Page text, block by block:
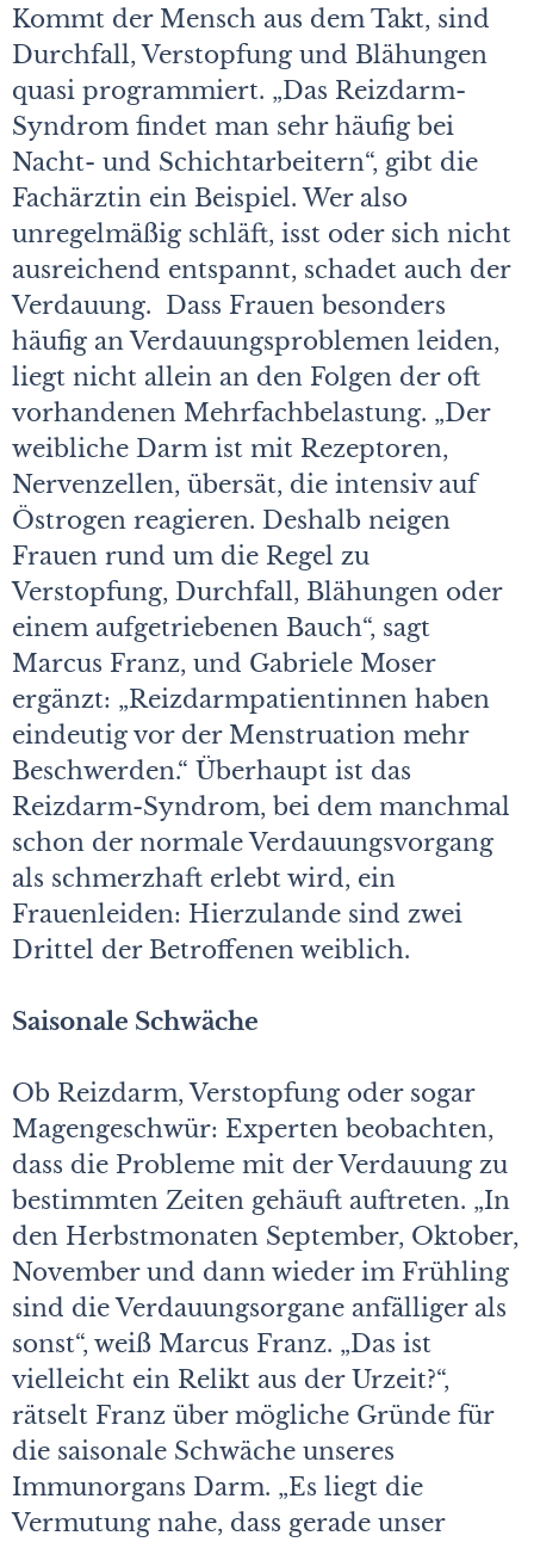
Kommt der Mensch aus dem Takt, sind
Durchfall, Verstopfung und Blähungen
quasi programmiert. „Das Reizdarm-
Syndrom findet man sehr häufig bei
Nacht- und Schichtarbeitern“, gibt die
Fachärztin ein Beispiel. Wer also
unregelmäßig schläft, isst oder sich nicht
ausreichend entspannt, schadet auch der
Verdauung. Dass Frauen besonders
häufig an Verdauungsproblemen leiden,
liegt nicht allein an den Folgen der oft
vorhandenen Mehrfachbelastung. „Der
weibliche Darm ist mit Rezeptoren,
Nervenzellen, übersät, die intensiv auf
Östrogen reagieren. Deshalb neigen
Frauen rund um die Regel zu
Verstopfung, Durchfall, Blähungen oder
einem aufgetriebenen Bauch“, sagt
Marcus Franz, und Gabriele Moser
ergänzt: „Reizdarmpatientinnen haben
eindeutig vor der Menstruation mehr
Beschwerden.“ Überhaupt ist das
Reizdarm-Syndrom, bei dem manchmal
schon der normale Verdauungsvorgang
als schmerzhaft erlebt wird, ein
Frauenleiden: Hierzulande sind zwei
Drittel der Betroffenen weiblich.
Saisonale Schwäche
Ob Reizdarm, Verstopfung oder sogar
Magengeschwür: Experten beobachten,
dass die Prob­leme mit der Verdauung zu
bestimmten Zeiten gehäuft auftreten. „In
den Herbstmonaten September, Oktober,
November und dann wieder im Frühling
sind die Verdauungsorgane anfälliger als
sonst“, weiß Marcus Franz. „Das ist
vielleicht ein Relikt aus der Urzeit?“,
rätselt Franz über mögliche Gründe für
die saisonale Schwäche unseres
Immunorgans Darm. „Es liegt die
Vermutung nahe, dass gerade unser